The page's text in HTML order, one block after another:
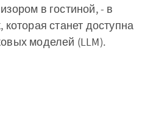
в гостиной, - в
станет доступна
моделей (LLM).